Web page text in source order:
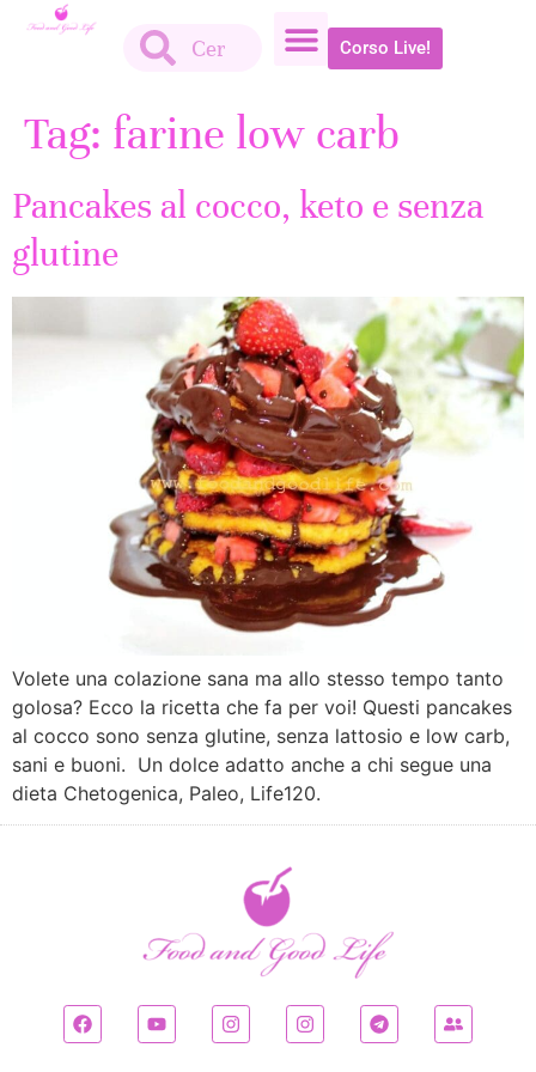
Corso Live!
Tag: farine low carb
Pancakes al cocco, keto e senza
glutine
Volete una colazione sana ma allo stesso tempo tanto
golosa? Ecco la ricetta che fa per voi! Questi pancakes
al cocco sono senza glutine, senza lattosio e low carb,
sani e buoni. Un dolce adatto anche a chi segue una
dieta Chetogenica, Paleo, Life120.